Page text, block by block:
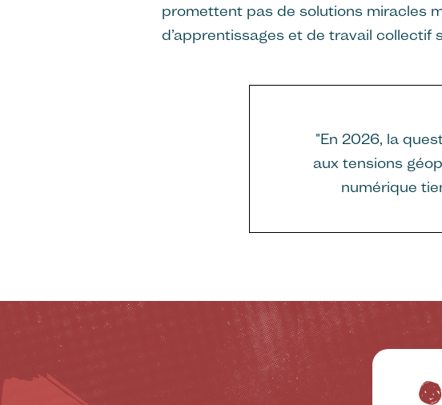
promettent pas de solutions miracles
d’apprentissages et de travail collectif
"En 2026, la
aux tensions
numérique